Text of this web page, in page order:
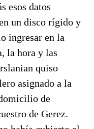
esos datos
un disco rígido y
ingresar en la
la hora y las
quiso
asignado a la
de
de Gerez.